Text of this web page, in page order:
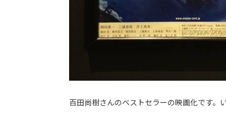
百田尚樹さんのベストセラーの映画化です。